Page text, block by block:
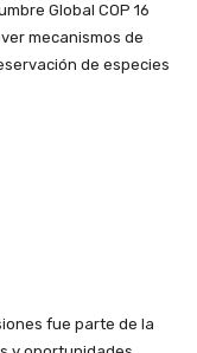
Global COP 16
mecanismos de
de especies
fue parte de la